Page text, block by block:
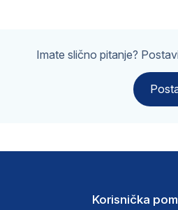
Imate slično pitanje?
Korisnička